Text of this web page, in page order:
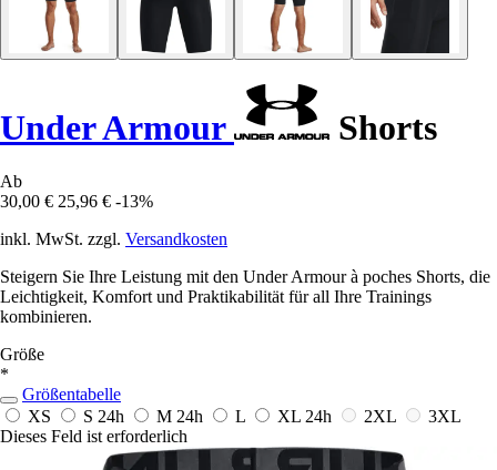
Under Armour Shorts
Ab
30,00 € 25,96 € -13%
inkl. MwSt. zzgl. Versandkosten
Steigern Sie Ihre Leistung mit den Under Armour à poches Shorts, die
Leichtigkeit, Komfort und Praktikabilität für all Ihre Trainings
kombinieren.
Größe
*
Größentabelle
XS
S 24h M 24h L XL 24h 2XL
3XL
Dieses Feld ist erforderlich